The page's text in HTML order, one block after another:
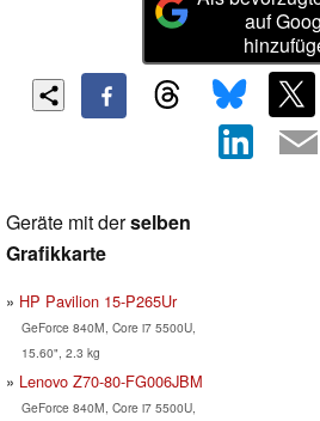
auf
Geräte mit derselben
Grafikkarte
HP Pavilion 15-P265Ur
GeForce 840M, Core i7 5500U,
15.60", 2.3 kg
Lenovo Z70-80-FG006JBM
GeForce 840M, Core i7 5500U,